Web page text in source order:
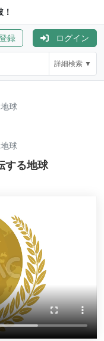
！
録 ログイン
詳細検索 ▼
球
球
する地球